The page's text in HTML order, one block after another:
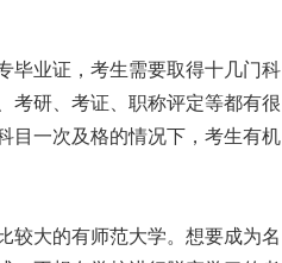
毕业证，考生需要取得十几门科
考研、考证、职称评定等都有很
目一次及格的情况下，考生有机
较大的有师范大学。想要成为名